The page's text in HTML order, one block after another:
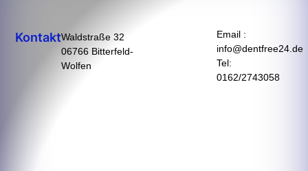
KontaktWaldstraße 32
06766 Bitterfeld-
Wolfen
Email :
info@dentfree24.de
Tel:
0162/2743058